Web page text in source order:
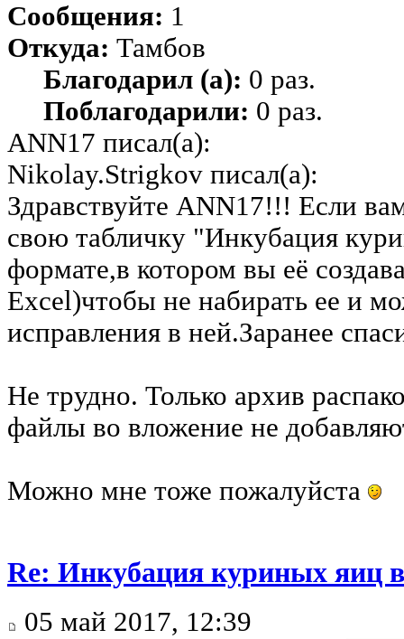
Сообщения: 1
Откуда: Тамбов
Благодарил (а): 0 раз.
Поблагодарили: 0 раз.
ANN17 писал(а):
Nikolay.Strigkov писал(а):
Здравствуйте ANN17!!! Если
свою табличку "Инкубация
формате,в котором вы её
Excel)чтобы не набирать ее и
исправления в ней.Заранее
Не трудно. Только архив
файлы во вложение не
Можно мне тоже пожалуйста
Re: Инкубация куриных яиц
05 май 2017, 12:39